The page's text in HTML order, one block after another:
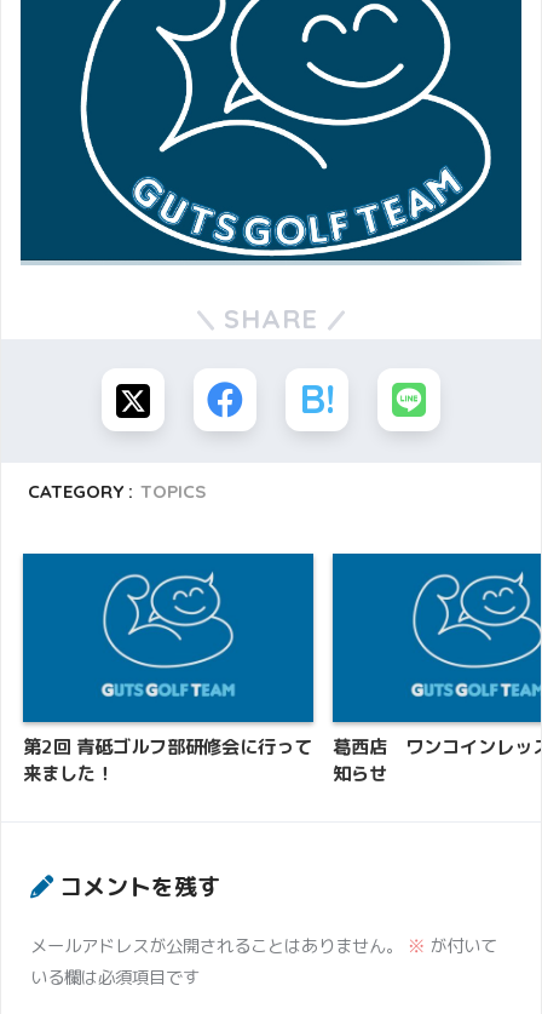
SHARE
CATEGORY : TOPICS
第2回 青砥ゴルフ部研修会に行って
来ました！
葛西店 ワンコインレッ
知らせ
コメントを残す
メールアドレスが公開されることはありません。 ※ が付いて
いる欄は必須項目です